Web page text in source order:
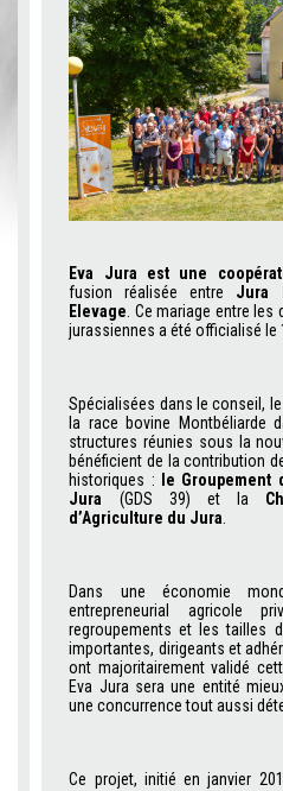
Eva Jura est une
fusion réalisée entre Jura
Elevage . Ce mariage entre
jurassiennes a été officialisé le
Spécialisées dans le conseil,
la race bovine Montbéliarde
structures réunies sous la
bénéficient de la contribution
historiques :
le Groupement
Jura (GDS 39) et la
d’Agriculture du Jura
Dans une économie
entrepreneurial agricole
regroupements et les tailles
importantes, dirigeants et
ont majoritairement validé
Eva Jura sera une entité
une concurrence tout aussi
Ce projet, initié en janvier